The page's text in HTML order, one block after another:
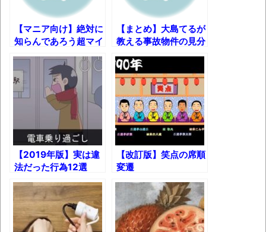
グループ会社の嫁子 [ほのぼの]
葉月つばさちゃん、昔から見てるんだけど
かなりお姉さんになったね
壊れたエアコンと歌えないボク
バージョンアップ情報更新 AOMEI
Backupper Standard 8.3.0 などバージョンア
高嶋ちさ子、ダウン症の姉が暴行事件！事
件の一部始終と衝撃の結末
盛で食うぞ！！！うおおおおおおお
お！！！！！」→結
果･････････････････････････････
【マニア向け】絶対に
知らんであろう超マイ
ナーなモビルスーツま
【まとめ】大島てるが
教える事故物件の見分
け方 ほか【秋のライ
フハック・雑学集】
【2019年版】実は違
法だった行為12選
【改訂版】笑点の席順
変遷